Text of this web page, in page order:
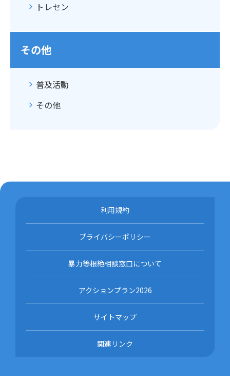
トレセン
その他
普及活動
その他
利用規約
プライバシーポリシー
暴力等根絶相談窓口について
アクションプラン2026
サイトマップ
関連リンク